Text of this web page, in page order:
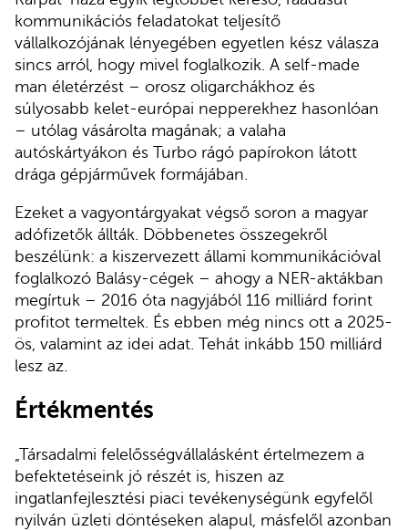
kommunikációs feladatokat teljesítő
vállalkozójának lényegében egyetlen kész válasza
sincs arról, hogy mivel foglalkozik. A self-made
man életérzést – orosz oligarchákhoz és
súlyosabb kelet-európai nepperekhez hasonlóan
– utólag vásárolta magának; a valaha
autóskártyákon és Turbo rágó papírokon látott
drága gépjárművek formájában.
Ezeket a vagyontárgyakat végső soron a magyar
adófizetők állták. Döbbenetes összegekről
beszélünk: a kiszervezett állami kommunikációval
foglalkozó Balásy-cégek – ahogy a NER-aktákban
megírtuk – 2016 óta nagyjából 116 milliárd forint
profitot termeltek. És ebben még nincs ott a 2025-
ös, valamint az idei adat. Tehát inkább 150 milliárd
lesz az.
Értékmentés
„Társadalmi felelősségvállalásként értelmezem a
befektetéseink jó részét is, hiszen az
ingatlanfejlesztési piaci tevékenységünk egyfelől
nyilván üzleti döntéseken alapul, másfelől azonban